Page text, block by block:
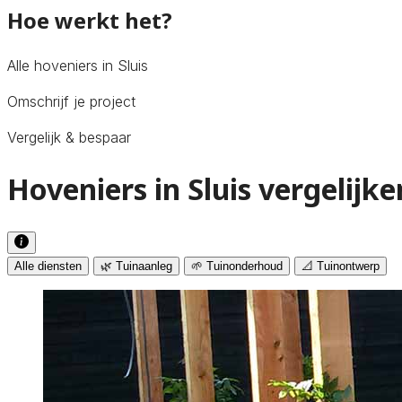
Hoe werkt het?
Alle hoveniers in Sluis
Omschrijf je project
Vergelijk & bespaar
Hoveniers in Sluis
Alle diensten 🌿 Tuinaanleg 🌱 Tuinonderhoud 📐 Tuinontwerp